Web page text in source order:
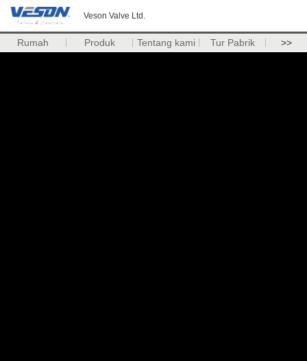
Veson Valve Ltd.
Rumah Produk Tentang kami Tur Pabrik >>